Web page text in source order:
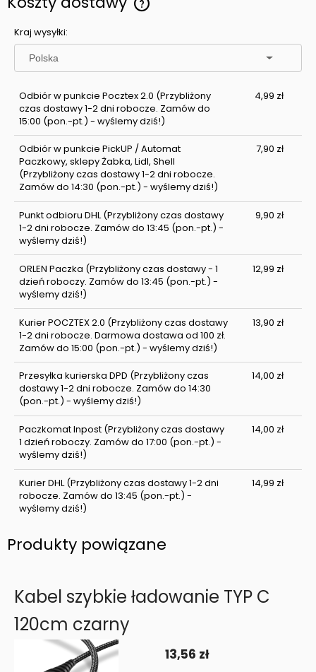
Cena nie zawiera ewentualnych kosztów płatności
Kraj wysyłki:
Odbiór w punkcie Pocztex 2.0 (Przybliżony
czas dostawy 1-2 dni robocze. Zamów do
15:00 (pon.-pt.) - wyślemy dziś!)
4,99 zł
Odbiór w punkcie PickUP / Automat
Paczkowy, sklepy Żabka, Lidl, Shell
(Przybliżony czas dostawy 1-2 dni robocze.
Zamów do 14:30 (pon.-pt.) - wyślemy dziś!)
7,90 zł
Punkt odbioru DHL(Przybliżony czas dostawy
1-2 dni robocze. Zamów do 13:45 (pon.-pt.) -
wyślemy dziś!)
9,90 zł
ORLEN Paczka (Przybliżony czas dostawy - 1
dzień roboczy. Zamów do 13:45 (pon.-pt.) -
wyślemy dziś!)
12,99 zł
Kurier POCZTEX 2.0 (Przybliżony czas dostawy
1-2 dni robocze. Darmowa dostawa od 100 zł.
Zamów do 15:00 (pon.-pt.) - wyślemy dziś!)
13,90 zł
Przesyłka kurierska DPD (Przybliżony czas
dostawy 1-2 dni robocze. Zamów do 14:30
(pon.-pt.) - wyślemy dziś!)
14,00 zł
Paczkomat Inpost(Przybliżony czas dostawy
1 dzień roboczy. Zamów do 17:00 (pon.-pt.) -
wyślemy dziś!)
14,00 zł
Kurier DHL(Przybliżony czas dostawy 1-2 dni
robocze. Zamów do 13:45 (pon.-pt.) -
wyślemy dziś!)
14,99 zł
Produkty powiązane
Kabel szybkie ładowanie TYP C
120cm czarny
13,56 zł